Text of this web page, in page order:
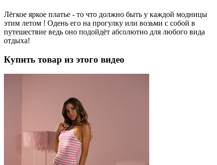
Лёгкое яркое платье - то что должно быть у каждой модницы
этим летом ! Одень его на прогулку или возьми с собой в
путешествие ведь оно подойдёт абсолютно для любого вида
отдыха!
Купить товар из этого видео